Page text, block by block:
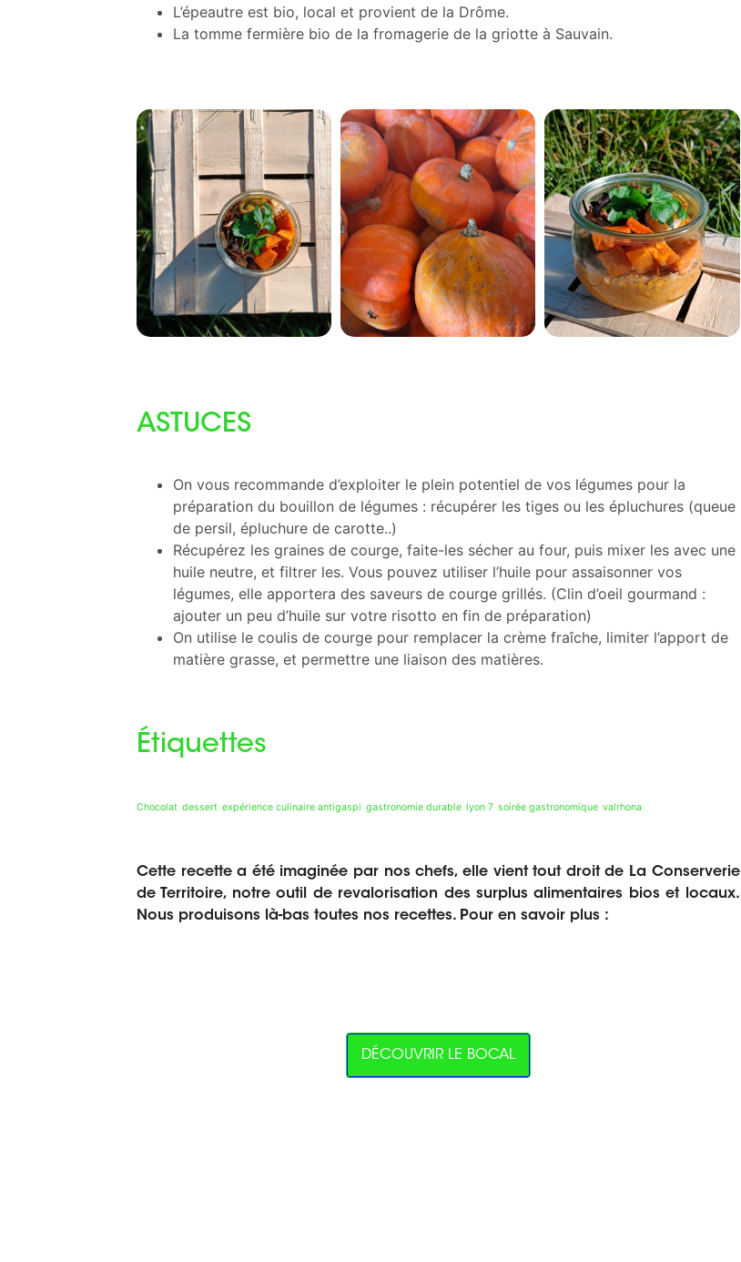
L’épeautre est bio, local et provient de la Drôme.
La tomme fermière bio de la fromagerie de la griotte à Sauvain.
ASTUCES
On vous recommande d’exploiter le plein potentiel de vos légumes pour la
préparation du bouillon de légumes : récupérer les tiges ou les épluchures (queue
de persil, épluchure de carotte..)
Récupérez les graines de courge, faite-les sécher au four, puis mixer les avec une
huile neutre, et filtrer les. Vous pouvez utiliser l’huile pour assaisonner vos
légumes, elle apportera des saveurs de courge grillés. (Clin d’oeil gourmand :
ajouter un peu d’huile sur votre risotto en fin de préparation)
On utilise le coulis de courge pour remplacer la crème fraîche, limiter l’apport de
matière grasse, et permettre une liaison des matières.
Étiquettes
Chocolat dessert expérience culinaire antigaspi gastronomie durable lyon 7 soirée gastronomique valrhona
Cette recette a été imaginée par nos chefs, elle vient tout droit de La Conserverie
de Territoire, notre outil de revalorisation des surplus alimentaires bios et locaux.
Nous produisons là-bas toutes nos recettes. Pour en savoir plus :
DÉCOUVRIR LE BOCAL